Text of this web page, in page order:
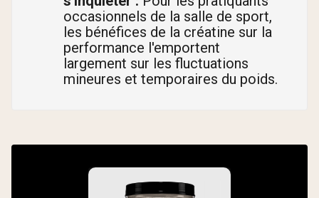
occasionnels de la salle de sport,
les bénéfices de la créatine sur la
performance l'emportent
largement sur les fluctuations
mineures et temporaires du poids.